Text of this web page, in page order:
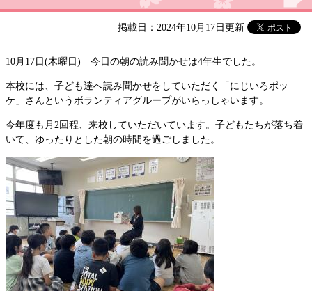
掲載日：2024年10月17日更新
10月17日(木曜日) 今日の朝の読み聞かせは4年生でした。
本校には、子ども達へ読み聞かせをしていただく「にじいろポッ
ケ」さんというボランティアグループがいらっしゃいます。
今年度も月2回程、来校していただいています。子どもたちが落ち着
いて、ゆったりとした朝の時間を過ごしました。